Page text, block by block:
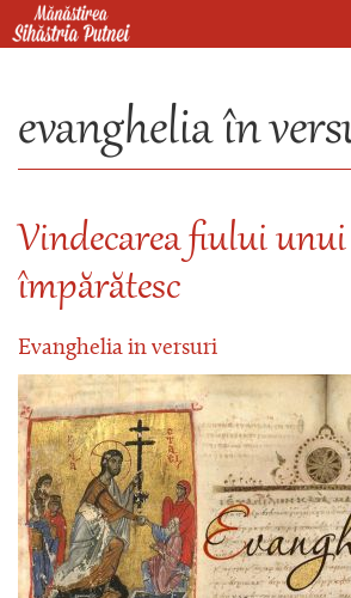
Mergi la conţinutul principal
evanghelia în
Vindecarea fiului
împărătesc
Evanghelia in versuri